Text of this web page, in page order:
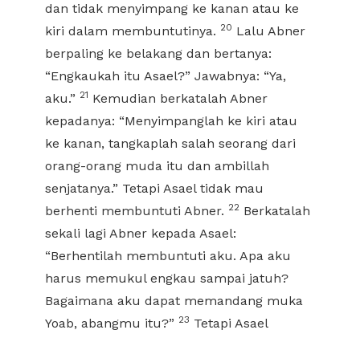
dan tidak menyimpang ke kanan atau ke
kiri dalam membuntutinya. 20 Lalu Abner
berpaling ke belakang dan bertanya:
“Engkaukah itu Asael?” Jawabnya: “Ya,
aku.” 21 Kemudian berkatalah Abner
kepadanya: “Menyimpanglah ke kiri atau
ke kanan, tangkaplah salah seorang dari
orang-orang muda itu dan ambillah
senjatanya.” Tetapi Asael tidak mau
berhenti membuntuti Abner. 22 Berkatalah
sekali lagi Abner kepada Asael:
“Berhentilah membuntuti aku. Apa aku
harus memukul engkau sampai jatuh?
Bagaimana aku dapat memandang muka
Yoab, abangmu itu?” 23 Tetapi Asael